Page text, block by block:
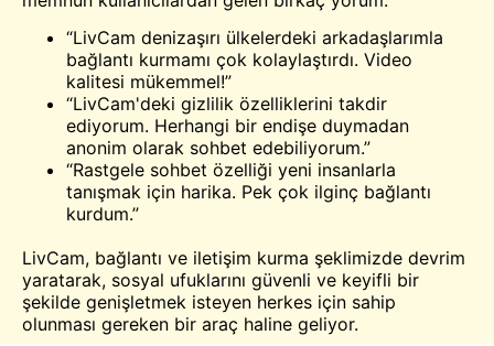
“LivCam denizaşırı ülkelerdeki arkadaşlarımla
bağlantı kurmamı çok kolaylaştırdı. Video
kalitesi mükemmel!”
“LivCam'deki gizlilik özelliklerini takdir
ediyorum. Herhangi bir endişe duymadan
anonim olarak sohbet edebiliyorum.”
“Rastgele sohbet özelliği yeni insanlarla
tanışmak için harika. Pek çok ilginç bağlantı
kurdum.”
LivCam, bağlantı ve iletişim kurma şeklimizde devrim
yaratarak, sosyal ufuklarını güvenli ve keyifli bir
şekilde genişletmek isteyen herkes için sahip
olunması gereken bir araç haline geliyor.